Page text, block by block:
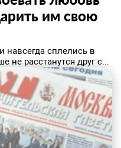
им свою
сплелись в
не расстанутся друг с...